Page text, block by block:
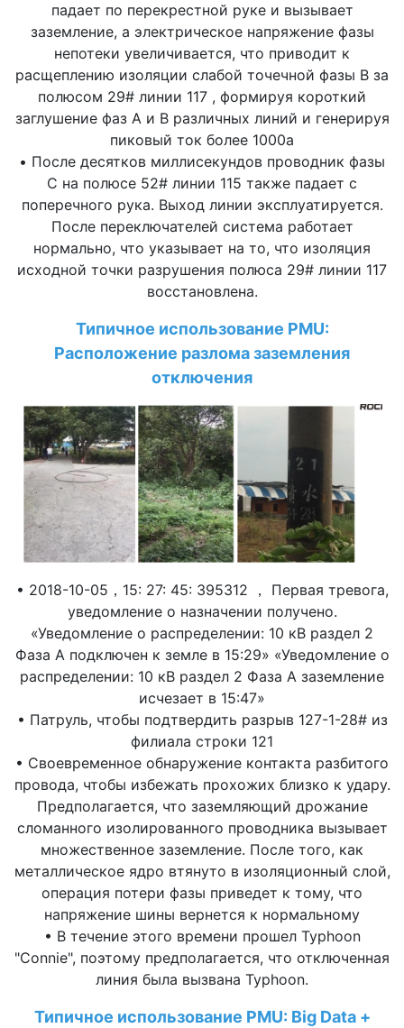
падает по перекрестной руке и вызывает
заземление, а электрическое напряжение фазы
непотеки увеличивается, что приводит к
расщеплению изоляции слабой точечной фазы B за
полюсом 29# линии 117 , формируя короткий
заглушение фаз A и B различных линий и генерируя
пиковый ток более 1000a
• После десятков миллисекундов проводник фазы
C на полюсе 52# линии 115 также падает с
поперечного рука. Выход линии эксплуатируется.
После переключателей система работает
нормально, что указывает на то, что изоляция
исходной точки разрушения полюса 29# линии 117
восстановлена.
Типичное использование PMU:
Расположение разлома заземления
отключения
• 2018-10-05，15: 27: 45: 395312 ， Первая тревога,
уведомление о назначении получено.
«Уведомление о распределении: 10 кВ раздел 2
Фаза А подключен к земле в 15:29» «Уведомление о
распределении: 10 кВ раздел 2 Фаза А заземление
исчезает в 15:47»
• Патруль, чтобы подтвердить разрыв 127-1-28# из
филиала строки 121
• Своевременное обнаружение контакта разбитого
провода, чтобы избежать прохожих близко к удару.
Предполагается, что заземляющий дрожание
сломанного изолированного проводника вызывает
множественное заземление. После того, как
металлическое ядро втянуто в изоляционный слой,
операция потери фазы приведет к тому, что
напряжение шины вернется к нормальному
• В течение этого времени прошел Typhoon
"Connie", поэтому предполагается, что отключенная
линия была вызвана Typhoon.
Типичное использование PMU: Big Data +